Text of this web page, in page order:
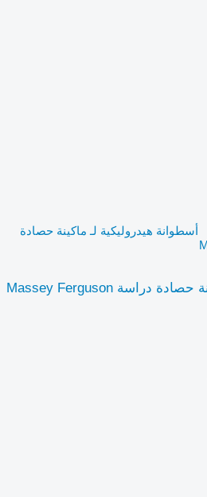
أسطوانة هيدروليكية لـ ماكينة حصادة
أسطوانة هيدروليكية لـ ماكينة حصادة دراسة Massey Ferguson